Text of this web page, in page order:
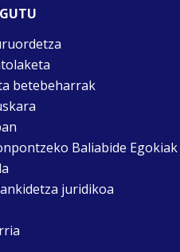
betebeharrak
Baliabide Egokiak
juridikoa